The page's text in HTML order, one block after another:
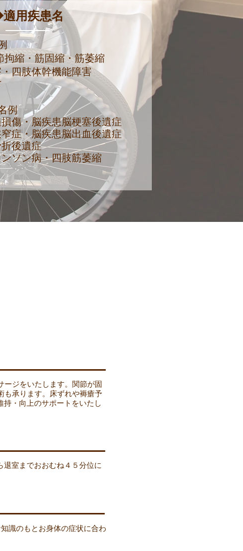
用疾患名
拘縮・筋固縮・筋萎縮
・四肢体幹機能障害
例
傷・脳疾患脳梗塞後遺症
症・脳疾患脳出血後遺症
後遺症
ソン病・四肢筋萎縮
ージをいたします。関節が固
も承ります。床ずれや褥瘡予
・向上のサポートをいたし
室までおおむね４５分位に
識のもとお身体の症状に合わ